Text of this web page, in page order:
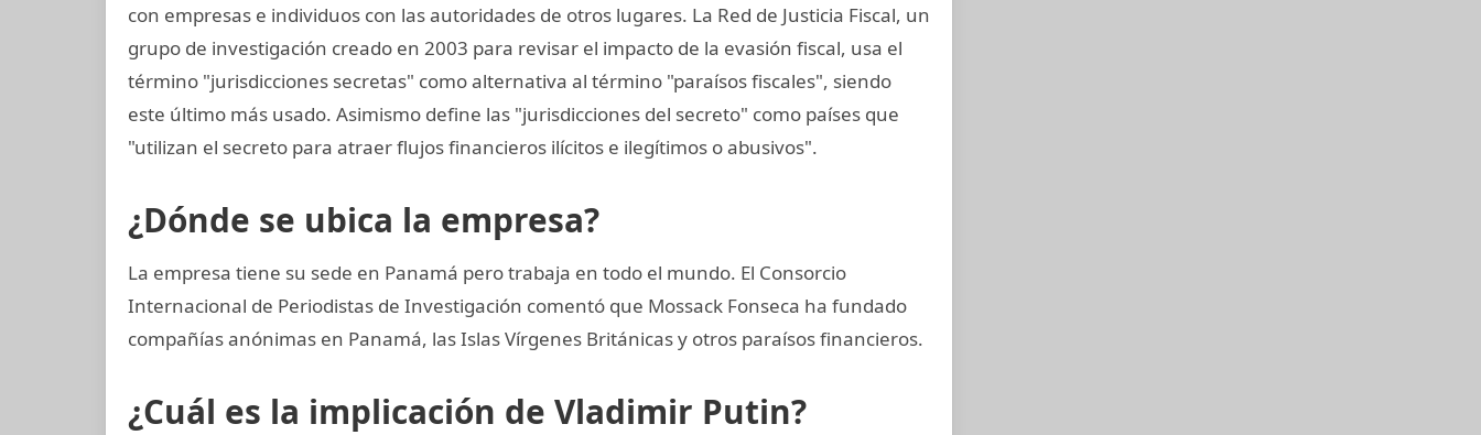
con empresas e individuos con las autoridades de otros lugares. La Red de Justicia Fiscal, un
grupo de investigación creado en 2003 para revisar el impacto de la evasión fiscal, usa el
término "jurisdicciones secretas" como alternativa al término "paraísos fiscales", siendo
este último más usado. Asimismo define las "jurisdicciones del secreto" como países que
"utilizan el secreto para atraer flujos financieros ilícitos e ilegítimos o abusivos".
¿Dónde se ubica la empresa?
La empresa tiene su sede en Panamá pero trabaja en todo el mundo. El Consorcio
Internacional de Periodistas de Investigación comentó que Mossack Fonseca ha fundado
compañías anónimas en Panamá, las Islas Vírgenes Británicas y otros paraísos financieros.
¿Cuál es la implicación de Vladimir Putin?